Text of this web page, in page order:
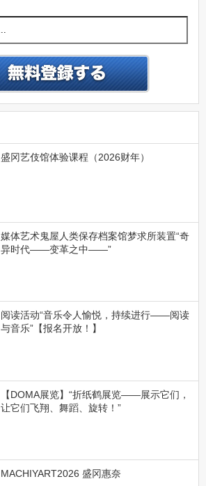
盛冈艺伎馆体验课程（2026财年）
媒体艺术鬼屋人类保存档案馆梦求所装置“奇
异时代——变革之中——”
阅读活动“音乐令人愉悦，持续进行——阅读
与音乐”【报名开放！】
【DOMA展览】“折纸鹤展览——展示它们，
让它们飞翔、舞蹈、旋转！”
MACHIYART2026 盛冈惠奈